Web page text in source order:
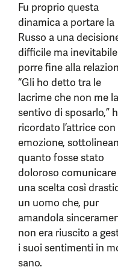
Fu proprio questa
dinamica a portare la
Russo a una
difficile ma
porre fine alla
“Gli ho detto tra le
lacrime che non me la
sentivo di sposarlo,”
ricordato l’attrice con
emozione,
quanto fosse stato
doloroso comunicare
una scelta così
un uomo che, pur
amandola
non era riuscito a
i suoi sentimenti in
sano.